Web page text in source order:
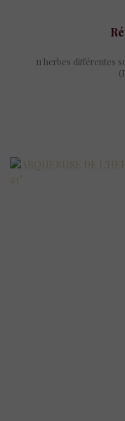
11 herbes différentes